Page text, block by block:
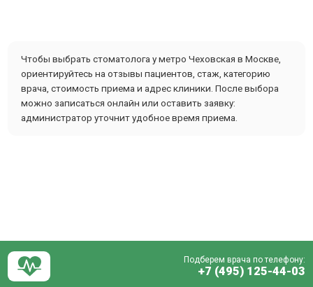
Чтобы выбрать стоматолога у метро Чеховская в Москве,
ориентируйтесь на отзывы пациентов, стаж, категорию
врача, стоимость приема и адрес клиники. После выбора
можно записаться онлайн или оставить заявку:
администратор уточнит удобное время приема.
Подберем врача по телефону:
+7 (495) 125-44-03